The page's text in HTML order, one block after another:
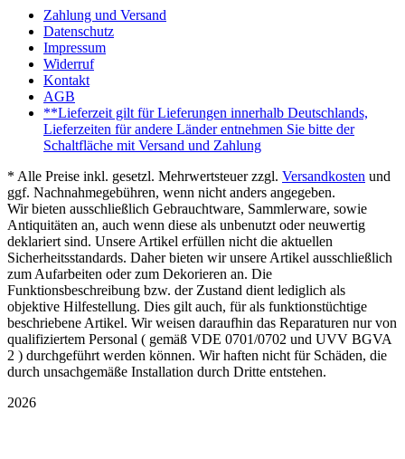
Zahlung und Versand
Datenschutz
Impressum
Widerruf
Kontakt
AGB
**Lieferzeit gilt für Lieferungen innerhalb Deutschlands,
Lieferzeiten für andere Länder entnehmen Sie bitte der
Schaltfläche mit Versand und Zahlung
* Alle Preise inkl. gesetzl. Mehrwertsteuer zzgl. Versandkosten und
ggf. Nachnahmegebühren, wenn nicht anders angegeben.
Wir bieten ausschließlich Gebrauchtware, Sammlerware, sowie
Antiquitäten an, auch wenn diese als unbenutzt oder neuwertig
deklariert sind. Unsere Artikel erfüllen nicht die aktuellen
Sicherheitsstandards. Daher bieten wir unsere Artikel ausschließlich
zum Aufarbeiten oder zum Dekorieren an. Die
Funktionsbeschreibung bzw. der Zustand dient lediglich als
objektive Hilfestellung. Dies gilt auch, für als funktionstüchtige
beschriebene Artikel. Wir weisen daraufhin das Reparaturen nur von
qualifiziertem Personal ( gemäß VDE 0701/0702 und UVV BGVA
2 ) durchgeführt werden können. Wir haften nicht für Schäden, die
durch unsachgemäße Installation durch Dritte entstehen.
2026